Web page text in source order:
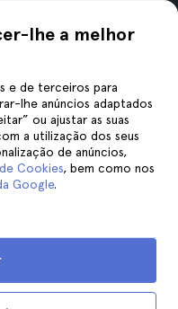
lhe a melhor
e de terceiros para
lhe anúncios adaptados
ou ajustar as suas
a utilização dos seus
de anúncios,
Cookies, bem como nos
Google.